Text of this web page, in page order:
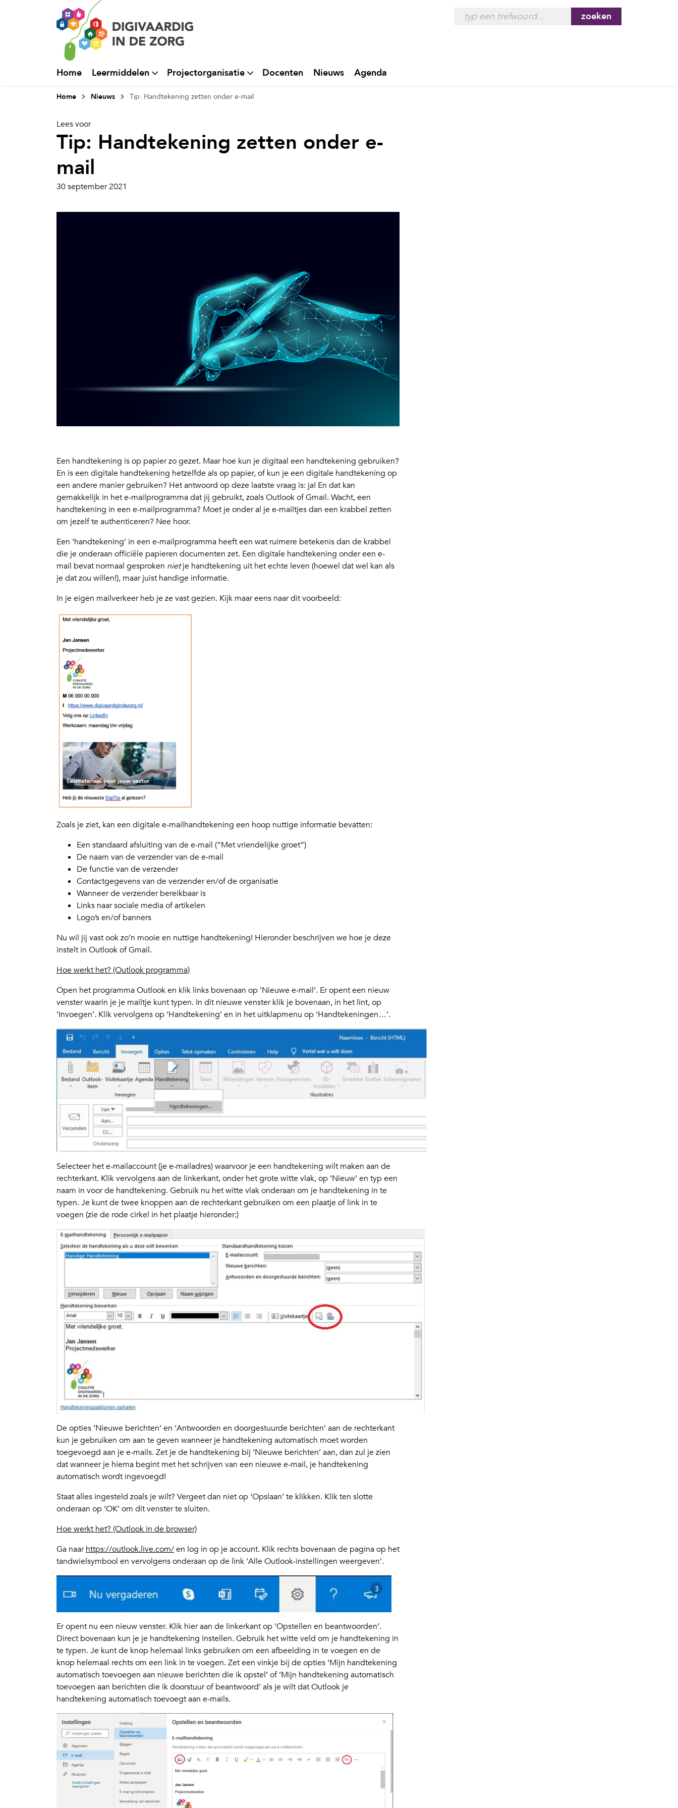
zoeken
Home Leermiddelen Projectorganisatie Docenten Nieuws Agenda
Home Nieuws Tip: Handtekening zetten onder e-mail
Lees voor
Tip: Handtekening zetten onder e-
mail
30 september 2021
Een handtekening is op papier zo gezet. Maar hoe kun je digitaal een handtekening gebruiken?
En is een digitale handtekening hetzelfde als op papier, of kun je een digitale handtekening op
een andere manier gebruiken? Het antwoord op deze laatste vraag is: ja! En dat kan
gemakkelijk in het e-mailprogramma dat jij gebruikt, zoals Outlook of Gmail. Wacht, een
handtekening in een e-mailprogramma? Moet je onder al je e-mailtjes dan een krabbel zetten
om jezelf te authenticeren? Nee hoor.
Een ‘handtekening’ in een e-mailprogramma heeft een wat ruimere betekenis dan de krabbel
die je onderaan officiële papieren documenten zet. Een digitale handtekening onder een e-
mail bevat normaal gesproken nietje handtekening uit het echte leven (hoewel dat wel kan als
je dat zou willen!), maar juist handige informatie.
In je eigen mailverkeer heb je ze vast gezien. Kijk maar eens naar dit voorbeeld:
Zoals je ziet, kan een digitale e-mailhandtekening een hoop nuttige informatie bevatten:
Een standaard afsluiting van de e-mail (“Met vriendelijke groet”)
De naam van de verzender van de e-mail
De functie van de verzender
Contactgegevens van de verzender en/of de organisatie
Wanneer de verzender bereikbaar is
Links naar sociale media of artikelen
Logo’s en/of banners
Nu wil jij vast ook zo’n mooie en nuttige handtekening! Hieronder beschrijven we hoe je deze
instelt in Outlook of Gmail.
Hoe werkt het? (Outlook programma)
Open het programma Outlook en klik links bovenaan op ‘Nieuwe e-mail’. Er opent een nieuw
venster waarin je je mailtje kunt typen. In dit nieuwe venster klik je bovenaan, in het lint, op
‘Invoegen’. Klik vervolgens op ‘Handtekening’ en in het uitklapmenu op ‘Handtekeningen…’.
Selecteer het e-mailaccount (je e-mailadres) waarvoor je een handtekening wilt maken aan de
rechterkant. Klik vervolgens aan de linkerkant, onder het grote witte vlak, op ‘Nieuw’ en typ een
naam in voor de handtekening. Gebruik nu het witte vlak onderaan om je handtekening in te
typen. Je kunt de twee knoppen aan de rechterkant gebruiken om een plaatje of link in te
voegen (zie de rode cirkel in het plaatje hieronder:)
De opties ‘Nieuwe berichten’ en ‘Antwoorden en doorgestuurde berichten’ aan de rechterkant
kun je gebruiken om aan te geven wanneer je handtekening automatisch moet worden
toegevoegd aan je e-mails. Zet je de handtekening bij ‘Nieuwe berichten’ aan, dan zul je zien
dat wanneer je hierna begint met het schrijven van een nieuwe e-mail, je handtekening
automatisch wordt ingevoegd!
Staat alles ingesteld zoals je wilt? Vergeet dan niet op ‘Opslaan’ te klikken. Klik ten slotte
onderaan op ‘OK’ om dit venster te sluiten.
Hoe werkt het? (Outlook in de browser)
Ga naarhttps://outlook.live.com/en log in op je account. Klik rechts bovenaan de pagina op het
tandwielsymbool en vervolgens onderaan op de link ‘Alle Outlook-instellingen weergeven’.
Er opent nu een nieuw venster. Klik hier aan de linkerkant op ‘Opstellen en beantwoorden’.
Direct bovenaan kun je je handtekening instellen. Gebruik het witte veld om je handtekening in
te typen. Je kunt de knop helemaal links gebruiken om een afbeelding in te voegen en de
knop helemaal rechts om een link in te voegen. Zet een vinkje bij de opties ‘Mijn handtekening
automatisch toevoegen aan nieuwe berichten die ik opstel’ of ‘Mijn handtekening automatisch
toevoegen aan berichten die ik doorstuur of beantwoord’ als je wilt dat Outlook je
handtekening automatisch toevoegt aan e-mails.